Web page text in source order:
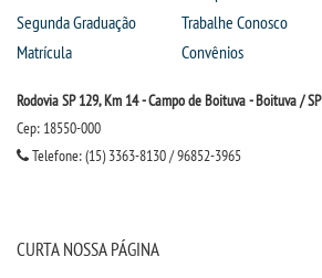
Segunda Graduação
Matrícula
Trabalhe Conosco
Convênios
Rodovia SP 129, Km 14 - Campo de Boituva - Boituva / SP
Cep: 18550-000
Telefone: (15) 3363-8130 / 96852-3965
CURTA NOSSA PÁGINA